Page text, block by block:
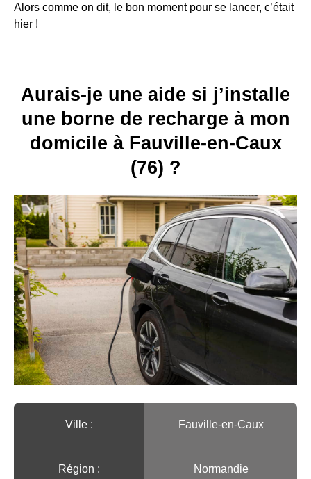
Alors comme on dit, le bon moment pour se lancer, c’était
hier !
Aurais-je une aide si j’installe
une borne de recharge à mon
domicile à Fauville-en-Caux
(76) ?
Ville :️ Fauville-en-Caux
Région :️ Normandie